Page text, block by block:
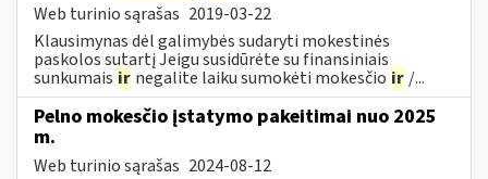
Web turinio sąrašas 2019-03-22
Klausimynas dėl galimybės sudaryti mokestinės
paskolos sutartį Jeigu susidūrėte su finansiniais
sunkumais ir negalite laiku sumokėti mokesčio ir /...
Pelno mokesčio įstatymo pakeitimai nuo 2025
m.
Web turinio sąrašas 2024-08-12